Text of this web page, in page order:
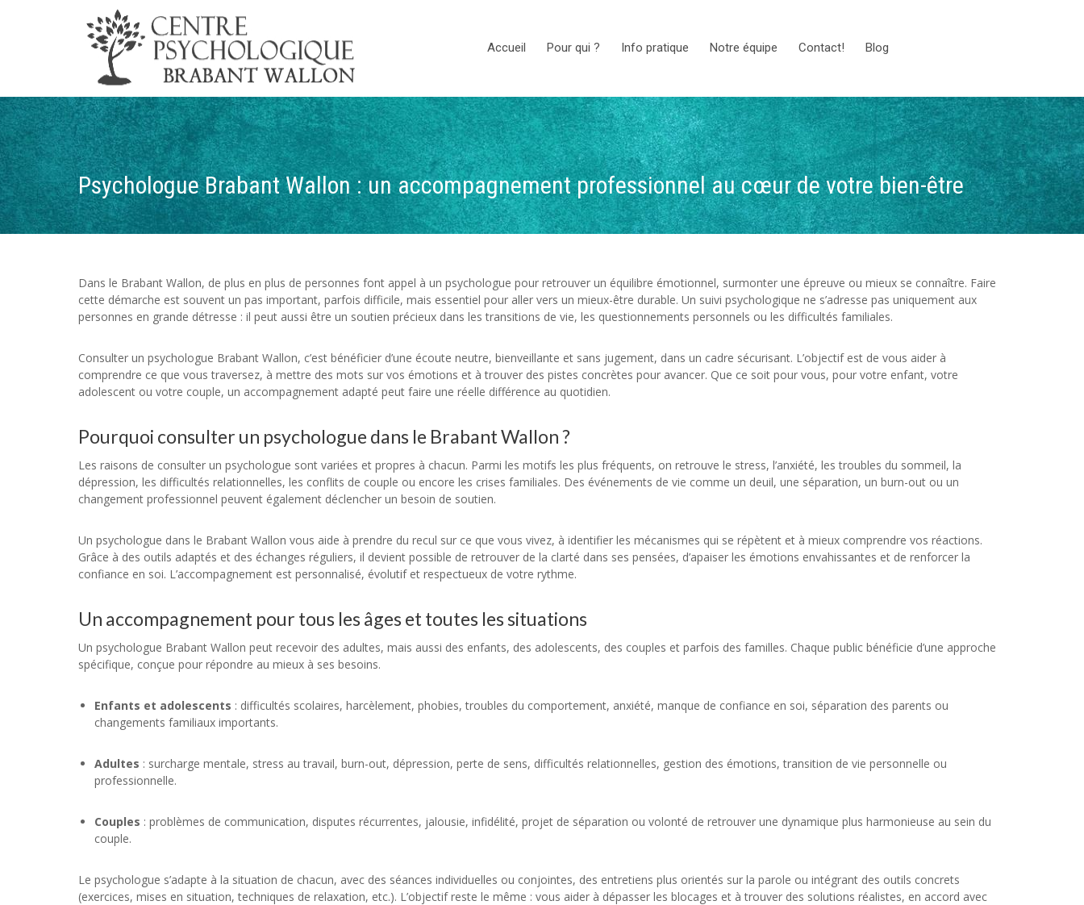
Accueil Pour qui ? Info pratique Notre équipe Contact! Blog
Psychologue Brabant Wallon : un accompagnement professionnel au cœur de votre bien-être
Dans le Brabant Wallon, de plus en plus de personnes font appel à un psychologue pour retrouver un équilibre émotionnel, surmonter une épreuve ou mieux se connaître. Faire
cette démarche est souvent un pas important, parfois difficile, mais essentiel pour aller vers un mieux-être durable. Un suivi psychologique ne s’adresse pas uniquement aux
personnes en grande détresse : il peut aussi être un soutien précieux dans les transitions de vie, les questionnements personnels ou les difficultés familiales.
Consulter un psychologue Brabant Wallon, c’est bénéficier d’une écoute neutre, bienveillante et sans jugement, dans un cadre sécurisant. L’objectif est de vous aider à
comprendre ce que vous traversez, à mettre des mots sur vos émotions et à trouver des pistes concrètes pour avancer. Que ce soit pour vous, pour votre enfant, votre
adolescent ou votre couple, un accompagnement adapté peut faire une réelle différence au quotidien.
Pourquoi consulter un psychologue dans le Brabant Wallon ?
Les raisons de consulter un psychologue sont variées et propres à chacun. Parmi les motifs les plus fréquents, on retrouve le stress, l’anxiété, les troubles du sommeil, la
dépression, les difficultés relationnelles, les conflits de couple ou encore les crises familiales. Des événements de vie comme un deuil, une séparation, un burn-out ou un
changement professionnel peuvent également déclencher un besoin de soutien.
Un psychologue dans le Brabant Wallon vous aide à prendre du recul sur ce que vous vivez, à identifier les mécanismes qui se répètent et à mieux comprendre vos réactions.
Grâce à des outils adaptés et des échanges réguliers, il devient possible de retrouver de la clarté dans ses pensées, d’apaiser les émotions envahissantes et de renforcer la
confiance en soi. L’accompagnement est personnalisé, évolutif et respectueux de votre rythme.
Un accompagnement pour tous les âges et toutes les situations
Un psychologue Brabant Wallon peut recevoir des adultes, mais aussi des enfants, des adolescents, des couples et parfois des familles. Chaque public bénéficie d’une approche
spécifique, conçue pour répondre au mieux à ses besoins.
Enfants et adolescents : difficultés scolaires, harcèlement, phobies, troubles du comportement, anxiété, manque de confiance en soi, séparation des parents ou
changements familiaux importants.
Adultes : surcharge mentale, stress au travail, burn-out, dépression, perte de sens, difficultés relationnelles, gestion des émotions, transition de vie personnelle ou
professionnelle.
Couples : problèmes de communication, disputes récurrentes, jalousie, infidélité, projet de séparation ou volonté de retrouver une dynamique plus harmonieuse au sein du
couple.
Le psychologue s’adapte à la situation de chacun, avec des séances individuelles ou conjointes, des entretiens plus orientés sur la parole ou intégrant des outils concrets
(exercices, mises en situation, techniques de relaxation, etc.). L’objectif reste le même : vous aider à dépasser les blocages et à trouver des solutions réalistes, en accord avec